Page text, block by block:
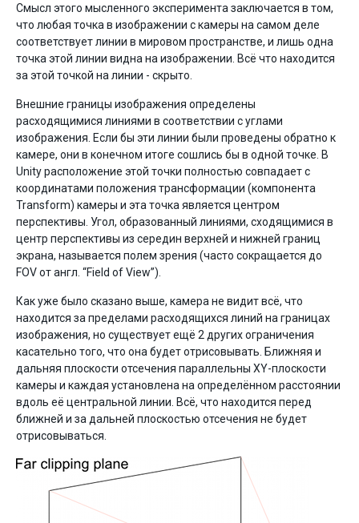
Смысл этого мысленного эксперимента заключается в том,
что любая точка в изображении с камеры на самом деле
соответствует линии в мировом пространстве, и лишь одна
точка этой линии видна на изображении. Всё что находится
за этой точкой на линии - скрыто.
Внешние границы изображения определены
расходящимися линиями в соответствии с углами
изображения. Если бы эти линии были проведены обратно к
камере, они в конечном итоге сошлись бы в одной точке. В
Unity расположение этой точки полностью совпадает с
координатами положения трансформации (компонента
Transform) камеры и эта точка является центром
перспективы. Угол, образованный линиями, сходящимися в
центр перспективы из середин верхней и нижней границ
экрана, называется полем зрения (часто сокращается до
FOV от англ. “Field of View”).
Как уже было сказано выше, камера не видит всё, что
находится за пределами расходящихся линий на границах
изображения, но существует ещё 2 других ограничения
касательно того, что она будет отрисовывать. Ближняя и
дальняя плоскости отсечения параллельны XY-плоскости
камеры и каждая установлена на определённом расстоянии
вдоль её центральной линии. Всё, что находится перед
ближней и за дальней плоскостью отсечения не будет
отрисовываться.